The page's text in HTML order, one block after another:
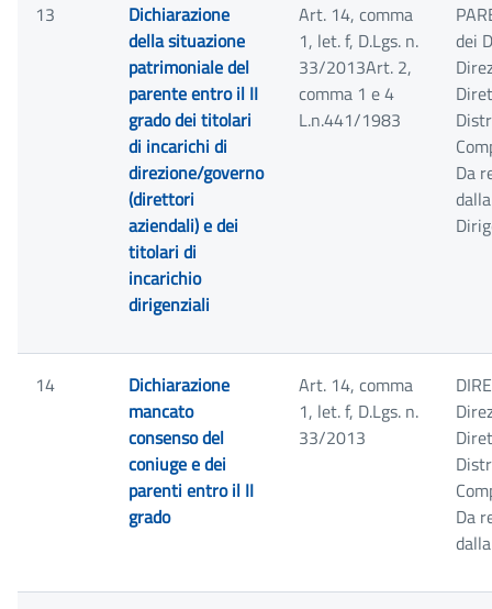
13
Dichiarazione
della situazione
patrimoniale del
parente entro il II
grado dei titolari
di incarichi di
direzione/governo
(direttori
aziendali) e dei
titolari di
incarichio
dirigenziali
Art. 14, comma
1, let. f, D.Lgs. n.
33/2013Art. 2,
comma 1 e 4
L.n.441/1983
dei
Da
14
Dichiarazione
mancato
consenso del
coniuge e dei
parenti entro il II
grado
Art. 14, comma
1, let. f, D.Lgs. n.
33/2013
Da